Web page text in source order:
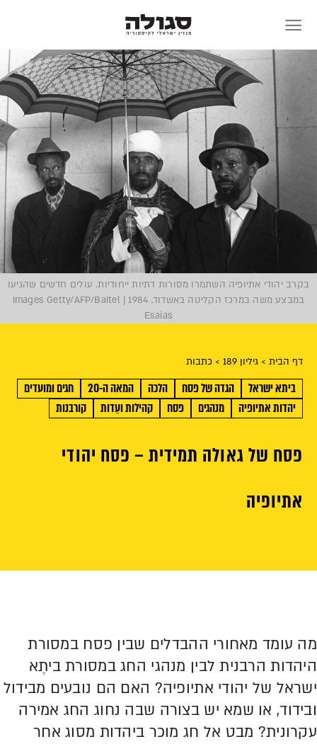
content
דף הבית > גיליון 189 > כתבות
ביתא ישראל הגדה של פסח הלכה המאה ה-20
חגים ומועדים
יהדות אתיופיה
מנהגים פסח קהילות ועֵדות קורבנות
פסח של גאולה תמידית – פסח יהודי
אתיופיה
בקרב יהודי אתיופיה השתמרו מסורות דתיות ייחודיות. עולים חדשים שהגיעו
במבצע משה במרכז הקליטה באשדוד, 1984 | Images Getty/AFP/Baitel
Esaias
מה עומד מאחורי ההבדלים שבין פסח במסורת
היהדות הרבנית לבין מנהגי החג במסורת ביתֶא
ישראל של יהודי אתיופיה? האם הם נובעים מבידול
ובידוד, או שמא יש בצורה שבה נחוג החג אמירה
עקרונית? מבט אל חג מוכר ביהדות מסוג אחר